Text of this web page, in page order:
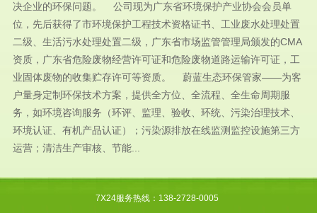
决企业的环保问题。 公司现为广东省环境保护产业协会会员单
位，先后获得了市环境保护工程技术资格证书、工业废水处理处置
二级、生活污水处理处置二级，广东省市场监管管理局颁发的CMA
资质，广东省危险废物经营许可证和危险废物道路运输许可证，工
业固体废物的收集贮存许可等资质。 蔚蓝生态环保管家——为客
户量身定制环保技术方案，提供全方位、全流程、全生命周期服
务，如环境咨询服务（环评、监理、验收、环统、污染治理技术、
环境认证、有机产品认证）；污染源排放在线监测监控设施第三方
运营；清洁生产审核、节能...
7X24服务热线：138-2728-0005